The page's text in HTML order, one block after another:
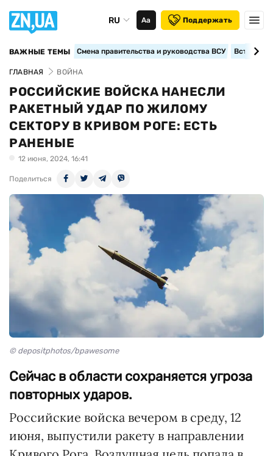
RU Аа Поддержать
ВАЖНЫЕ ТЕМЫ Смена правительства и руководства ВСУ
ГЛАВНАЯ ВОЙНА
РОССИЙСКИЕ ВОЙСКА НАНЕСЛИ
РАКЕТНЫЙ УДАР ПО ЖИЛОМУ
СЕКТОРУ В КРИВОМ РОГЕ: ЕСТЬ
РАНЕНЫЕ
12 июня, 2024, 16:41
Поделиться
© depositphotos/bpawesome
Сейчас в области сохраняется угроза
повторных ударов.
Российские войска вечером в среду, 12
июня, выпустили ракету в направлении